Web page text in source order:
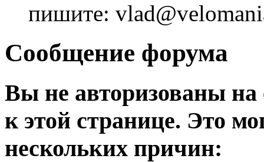
пишите:
Сообщение форума
Вы не авторизованы на
к этой странице. Это
нескольких причин: